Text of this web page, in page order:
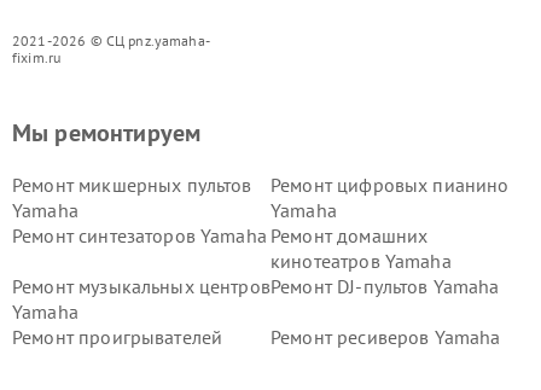
2021-2026 © СЦ pnz.yamaha-
fixim.ru
Мы ремонтируем
Ремонт микшерных пультов
Yamaha
Ремонт цифровых пианино
Yamaha
Ремонт синтезаторов Yamaha Ремонт домашних
кинотеатров Yamaha
Ремонт музыкальных центров
Yamaha
Ремонт DJ-пультов Yamaha
Ремонт проигрывателей
Ремонт ресиверов Yamaha